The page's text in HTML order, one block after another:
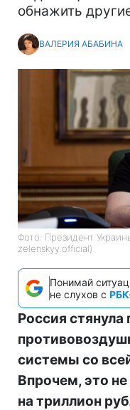
обнажить
ВАЛЕРИЯ АБАБИНА
Фото: Президент
zelenskyy.official)
Понимай
не слухов с
Россия
системы со
Впрочем, это
на триллион